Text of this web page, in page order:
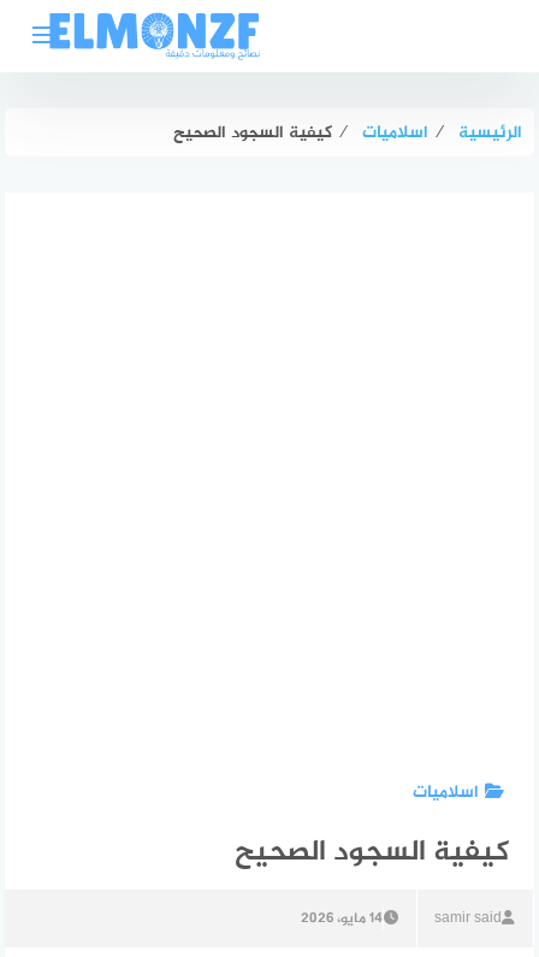
الرئيسية ⁄ اسلاميات ⁄ كيفية السجود الصحيح
اسلاميات
كيفية السجود الصحيح
samir said 14 مايو، 2026